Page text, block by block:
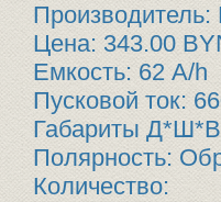
Производитель:
Цена: 343.00
Емкость: 62 A/h
Пусковой ток:
Габариты Д*Ш*В
Полярность:
Количество: